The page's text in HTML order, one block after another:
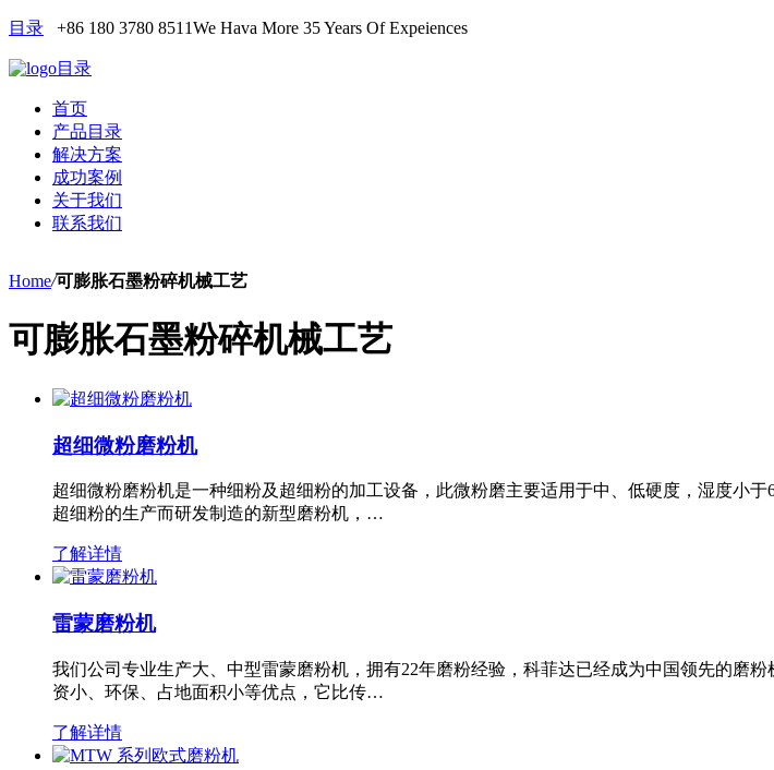
目录 +86 180 3780 8511We Hava More 35 Years Of Expeiences
目录
首页
产品目录
解决方案
成功案例
关于我们
联系我们
Home/可膨胀石墨粉碎机械工艺
可膨胀石墨粉碎机械工艺
超细微粉磨粉机
超细微粉磨粉机是一种细粉及超细粉的加工设备，此微粉磨主要适用于中、低硬度，湿度小
超细粉的生产而研发制造的新型磨粉机，…
了解详情
雷蒙磨粉机
我们公司专业生产大、中型雷蒙磨粉机，拥有22年磨粉经验，科菲达已经成为中国领先的磨
资小、环保、占地面积小等优点，它比传…
了解详情